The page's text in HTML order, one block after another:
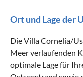
Ort und Lage der
Die Villa Cornelia/
Meer verlaufenden
optimale Lage für